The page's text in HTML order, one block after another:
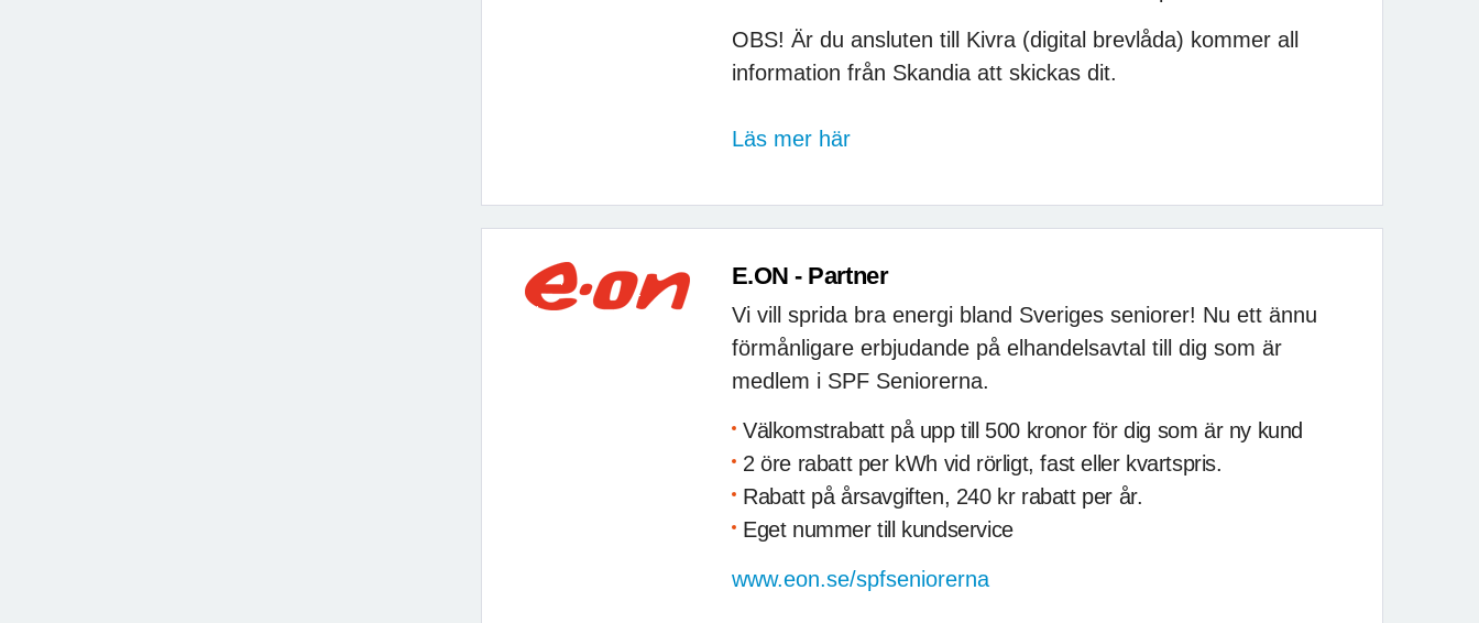
OBS! Är du ansluten till Kivra (digital brevlåda) kommer all
information från Skandia att skickas dit.
Läs mer här
E.ON - Partner
Vi vill sprida bra energi bland Sveriges seniorer! Nu ett ännu
förmånligare erbjudande på elhandelsavtal till dig som är
medlem i SPF Seniorerna.
Välkomstrabatt på upp till 500 kronor för dig som är ny kund
2 öre rabatt per kWh vid rörligt, fast eller kvartspris.
Rabatt på årsavgiften, 240 kr rabatt per år.
Eget nummer till kundservice
www.eon.se/spfseniorerna